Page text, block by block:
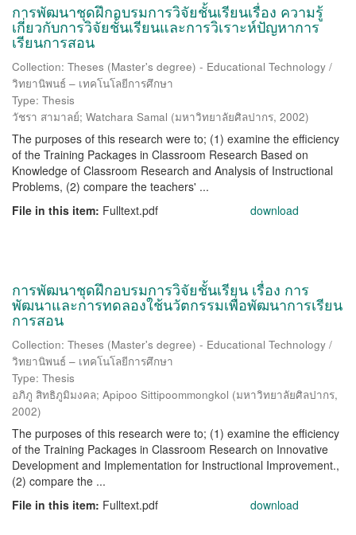
การพัฒนาชุดฝึกอบรมการวิจัยชั้นเรียนเรื่อง ความรู้
เกี่ยวกับการวิจัยชั้นเรียนและการวิเราะห์ปัญหาการ
เรียนการสอน
Collection: Theses (Master's degree) - Educational Technology /
วิทยานิพนธ์ – เทคโนโลยีการศึกษา
Type: Thesis
วัชรา สามาลย์; Watchara Samal (มหาวิทยาลัยศิลปากร, 2002)
The purposes of this research were to; (1) examine the efficiency
of the Training Packages in Classroom Research Based on
Knowledge of Classroom Research and Analysis of Instructional
Problems, (2) compare the teachers' ...
File in this item: Fulltext.pdf download
การพัฒนาชุดฝึกอบรมการวิจัยชั้นเรียน เรื่อง การ
พัฒนาและการทดลองใช้นวัตกรรมเพื่อพัฒนาการเรียน
การสอน
Collection: Theses (Master's degree) - Educational Technology /
วิทยานิพนธ์ – เทคโนโลยีการศึกษา
Type: Thesis
อภิภู สิทธิภูมิมงคล; Apipoo Sittipoommongkol (มหาวิทยาลัยศิลปากร,
2002)
The purposes of this research were to; (1) examine the efficiency
of the Training Packages in Classroom Research on Innovative
Development and Implementation for Instructional Improvement.,
(2) compare the ...
File in this item: Fulltext.pdf download